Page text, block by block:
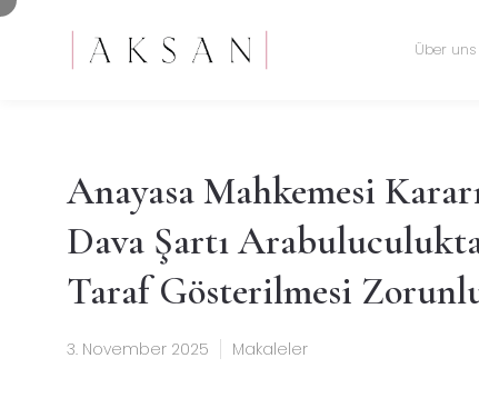
Über uns
Anayasa Mahkemesi
Dava Şartı
Taraf Gösterilmesi
3. November 2025 Makaleler